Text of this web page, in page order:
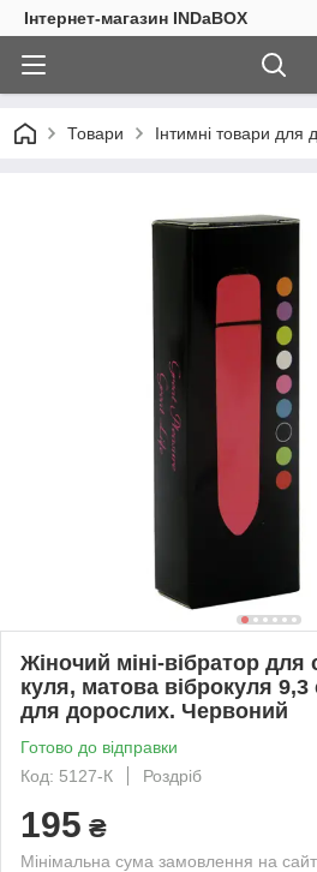
Інтернет-магазин INDaBOX
Товари Інтимні товари для
Жіночий міні-вібратор для
куля, матова віброкуля
для дорослих. Червоний
Готово до відправки
Код: 5127-К
Роздріб
195 ₴
Мінімальна сума замовлення на